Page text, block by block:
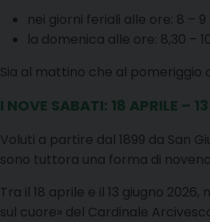
nei giorni feriali alle ore: 8 – 9
la domenica alle ore: 8,30 – 10
Sia al mattino che al pomeriggio
I NOVE SABATI: 18 APRILE –
Voluti a partire dal 1899 da San
sono tuttora una forma di
Tra il 18 aprile e il 13 giugno
sul cuore» del Cardinale